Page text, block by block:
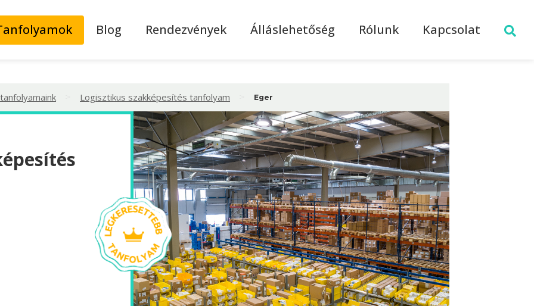
Blog Rendezvények Álláslehetőség Rólunk Kapcsolat
Logisztikus szakképesítés tanfolyam Eger